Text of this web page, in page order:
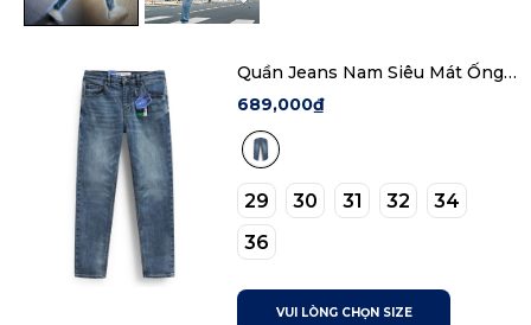
Quần Jeans Nam Siêu Mát Ống
Ôm ProCOOL Blue Form Slim Fit
689,000₫
29 30 31 32
34
36
VUI LÒNG CHỌN SIZE